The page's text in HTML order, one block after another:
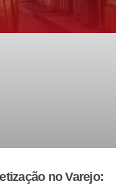
no Varejo: